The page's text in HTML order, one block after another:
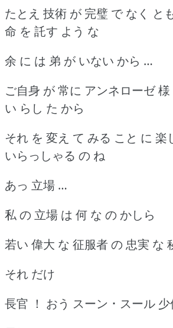
たとえ 技術 が 完璧 で なく と
命 を 託す よう な
余 に は 弟 が いない から …
ご自身 が 常に アンネローゼ
い らし た から
それ を 変え て みる こと に 楽
いらっしゃる の ね
あっ 立場 …
私 の 立場 は 何 な の かしら
若い 偉大 な 征服者 の 忠実 な
それ だけ
長官 ！ おう スーン ･ スール